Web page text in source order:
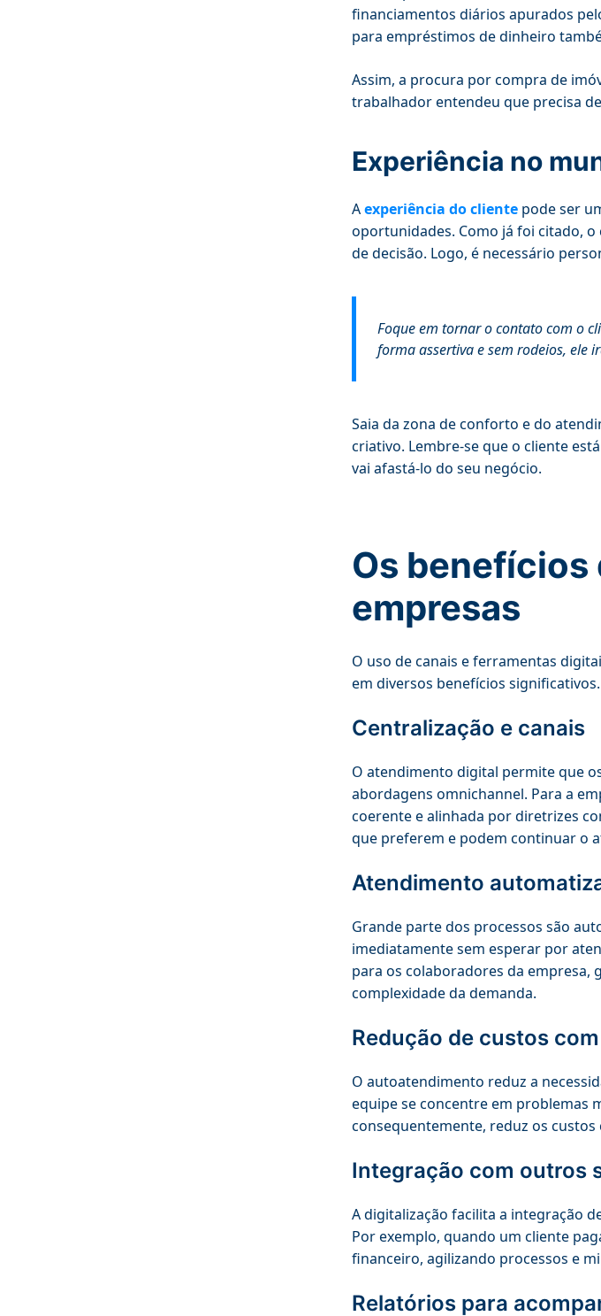
financiamentos diários apurados
para empréstimos de dinheiro
Assim, a procura por compra de
trabalhador entendeu que precisa
Experiência no
Aexperiência do cliente pode ser
oportunidades. Como já foi citado,
de decisão. Logo, é necessário
Foque em tornar o contato com o
forma assertiva e sem rodeios, ele
Saia da zona de conforto e do
criativo. Lembre-se que o cliente
vai afastá-lo do seu negócio.
Os
empresas
O uso de canais e ferramentas
em diversos benefícios
Centralização e canais
O atendimento digital permite que
abordagens omnichannel. Para a
coerente e alinhada por diretrizes
que preferem e podem continuar o
Atendimento
Grande parte dos processos são
imediatamente sem esperar por
para os colaboradores da
complexidade da demanda.
Redução de custos
O autoatendimento reduz a
equipe se concentre em problemas
consequentemente, reduz os custos
Integração com outros
A digitalização facilita a integração
Por exemplo, quando um cliente
financeiro, agilizando processos e
Relatórios para